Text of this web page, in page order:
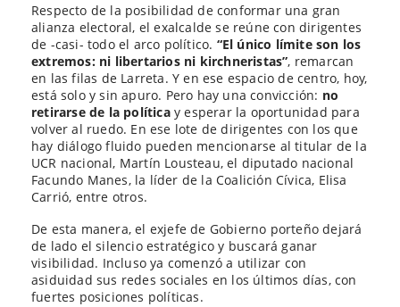
Respecto de la posibilidad de conformar una gran
alianza electoral, el exalcalde se reúne con dirigentes
de -casi- todo el arco político. “El único límite son los
extremos: ni libertarios ni kirchneristas”, remarcan
en las filas de Larreta. Y en ese espacio de centro, hoy,
está solo y sin apuro. Pero hay una convicción: no
retirarse de la política y esperar la oportunidad para
volver al ruedo. En ese lote de dirigentes con los que
hay diálogo fluido pueden mencionarse al titular de la
UCR nacional, Martín Lousteau, el diputado nacional
Facundo Manes, la líder de la Coalición Cívica, Elisa
Carrió, entre otros.
De esta manera, el exjefe de Gobierno porteño dejará
de lado el silencio estratégico y buscará ganar
visibilidad. Incluso ya comenzó a utilizar con
asiduidad sus redes sociales en los últimos días, con
fuertes posiciones políticas.